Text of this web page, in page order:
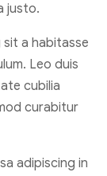
justo.
a habitasse
Leo duis
cubilia
curabitur
adipiscing in